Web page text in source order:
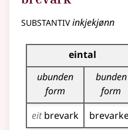
substantivinkjekjønn
Bøyningstabell for
eintal
ubunden
form
bunden
form
eitbrevark